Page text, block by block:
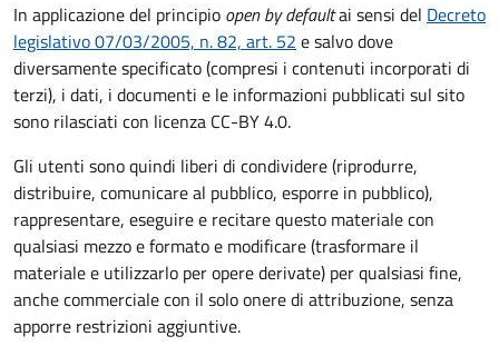
In applicazione del principio open by defaultai sensi del Decreto
legislativo 07/03/2005, n. 82, art. 52 e salvo dove
diversamente specificato (compresi i contenuti incorporati di
terzi), i dati, i documenti e le informazioni pubblicati sul sito
sono rilasciati con licenza CC-BY 4.0.
Gli utenti sono quindi liberi di condividere (riprodurre,
distribuire, comunicare al pubblico, esporre in pubblico),
rappresentare, eseguire e recitare questo materiale con
qualsiasi mezzo e formato e modificare (trasformare il
materiale e utilizzarlo per opere derivate) per qualsiasi fine,
anche commerciale con il solo onere di attribuzione, senza
apporre restrizioni aggiuntive.